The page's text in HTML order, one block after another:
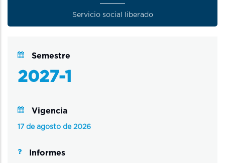
Servicio social liberado
Semestre
2027-1
Vigencia
17 de agosto de 2026
Informes